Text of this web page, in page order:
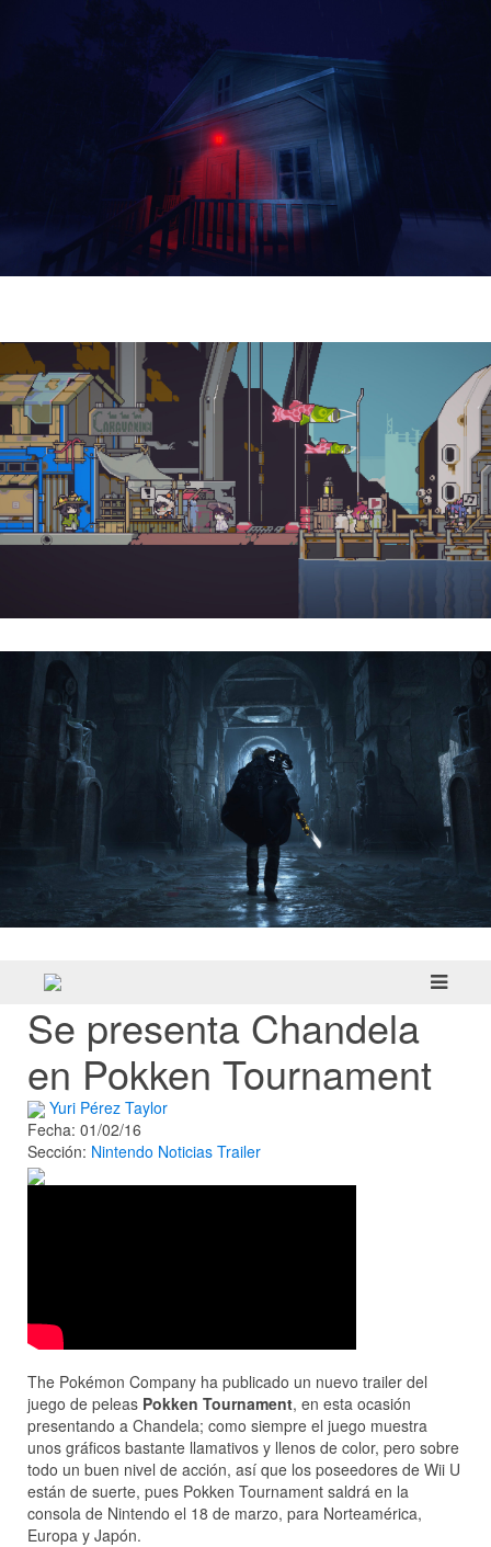
Se presenta Chandela
en Pokken Tournament
Yuri Pérez Taylor
Fecha: 01/02/16
Sección: Nintendo Noticias Trailer
The Pokémon Company ha publicado un nuevo trailer del
juego de peleas Pokken Tournament, en esta ocasión
presentando a Chandela; como siempre el juego muestra
unos gráficos bastante llamativos y llenos de color, pero sobre
todo un buen nivel de acción, así que los poseedores de Wii U
están de suerte, pues Pokken Tournament saldrá en la
consola de Nintendo el 18 de marzo, para Norteamérica,
Europa y Japón.